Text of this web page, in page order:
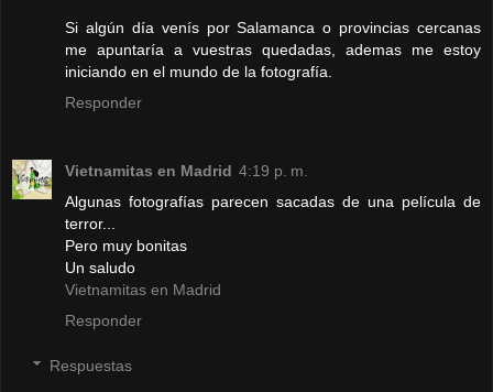
Si algún día venís por Salamanca o provincias cercanas
me apuntaría a vuestras quedadas, ademas me estoy
iniciando en el mundo de la fotografía.
Responder
Vietnamitas en Madrid 4:19 p. m.
Algunas fotografías parecen sacadas de una película de
terror...
Pero muy bonitas
Un saludo
Vietnamitas en Madrid
Responder
Respuestas